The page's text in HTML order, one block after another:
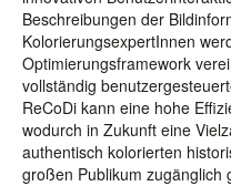
Beschreibungen der
KolorierungsexpertInnen
Optimierungsframework
vollständig
ReCoDi kann eine hohe
wodurch in Zukunft eine
authentisch kolorierten
großen Publikum zugänglich